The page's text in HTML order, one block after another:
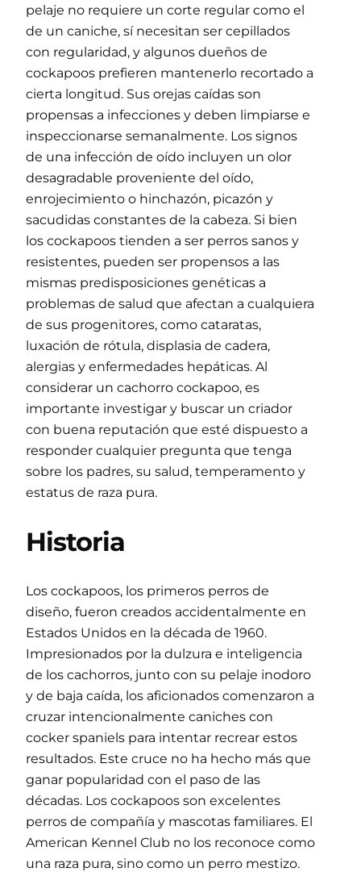
pelaje no requiere un corte regular como el
de un caniche, sí necesitan ser cepillados
con regularidad, y algunos dueños de
cockapoos prefieren mantenerlo recortado a
cierta longitud. Sus orejas caídas son
propensas a infecciones y deben limpiarse e
inspeccionarse semanalmente. Los signos
de una infección de oído incluyen un olor
desagradable proveniente del oído,
enrojecimiento o hinchazón, picazón y
sacudidas constantes de la cabeza. Si bien
los cockapoos tienden a ser perros sanos y
resistentes, pueden ser propensos a las
mismas predisposiciones genéticas a
problemas de salud que afectan a cualquiera
de sus progenitores, como cataratas,
luxación de rótula, displasia de cadera,
alergias y enfermedades hepáticas. Al
considerar un cachorro cockapoo, es
importante investigar y buscar un criador
con buena reputación que esté dispuesto a
responder cualquier pregunta que tenga
sobre los padres, su salud, temperamento y
estatus de raza pura.
Historia
Los cockapoos, los primeros perros de
diseño, fueron creados accidentalmente en
Estados Unidos en la década de 1960.
Impresionados por la dulzura e inteligencia
de los cachorros, junto con su pelaje inodoro
y de baja caída, los aficionados comenzaron a
cruzar intencionalmente caniches con
cocker spaniels para intentar recrear estos
resultados. Este cruce no ha hecho más que
ganar popularidad con el paso de las
décadas. Los cockapoos son excelentes
perros de compañía y mascotas familiares. El
American Kennel Club no los reconoce como
una raza pura, sino como un perro mestizo.